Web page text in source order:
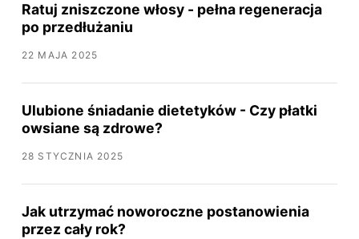
Ratuj zniszczone włosy - pełna regeneracja
po przedłużaniu
22 MAJA 2025
Ulubione śniadanie dietetyków - Czy płatki
owsiane są zdrowe?
28 STYCZNIA 2025
Jak utrzymać noworoczne postanowienia
przez cały rok?